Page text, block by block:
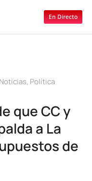
En Directo
Noticias, Política
que CC y
a La
de